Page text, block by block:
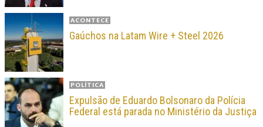
ACONTECE
Gaúchos na Latam Wire + Steel 2026
POLÍTICA
Expulsão de Eduardo Bolsonaro da Polícia
Federal está parada no Ministério da Justiça